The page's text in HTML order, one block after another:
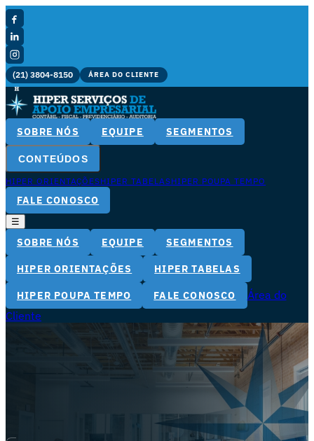
(21) 3804-8150 ÁREA DO CLIENTE
SOBRE NÓS EQUIPE SEGMENTOS
CONTEÚDOS
HIPER ORIENTAÇÕESHIPER TABELASHIPER POUPA TEMPO
FALE CONOSCO
☰
SOBRE NÓS EQUIPE SEGMENTOS
HIPER ORIENTAÇÕES HIPER TABELAS
HIPER POUPA TEMPO FALE CONOSCO
Área do
Cliente